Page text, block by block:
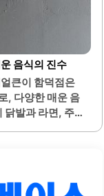
음식의 진수
큰이 함덕점은
, 다양한 매운 음
발과 라면, 주먹
친절하게 손님을
많이 쓰고 있습니